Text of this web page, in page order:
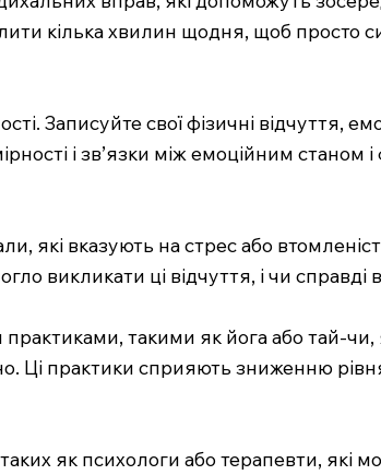
кілька хвилин щодня, щоб просто
Записуйте свої фізичні відчуття,
і зв’язки між емоційним станом
які вказують на стрес або
викликати ці відчуття, і чи
такими як йога або тай-чи,
Ці практики сприяють зниженню
як психологи або терапевти, які